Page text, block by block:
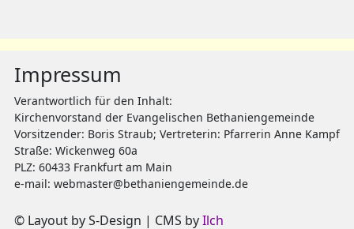
Impressum
Verantwortlich für den Inhalt:
Kirchenvorstand der Evangelischen Bethaniengemeinde
Vorsitzender: Boris Straub; Vertreterin: Pfarrerin Anne Kampf
Straße: Wickenweg 60a
PLZ: 60433 Frankfurt am Main
e-mail: webmaster@bethaniengemeinde.de
© Layout byS-Design | CMS byIlch